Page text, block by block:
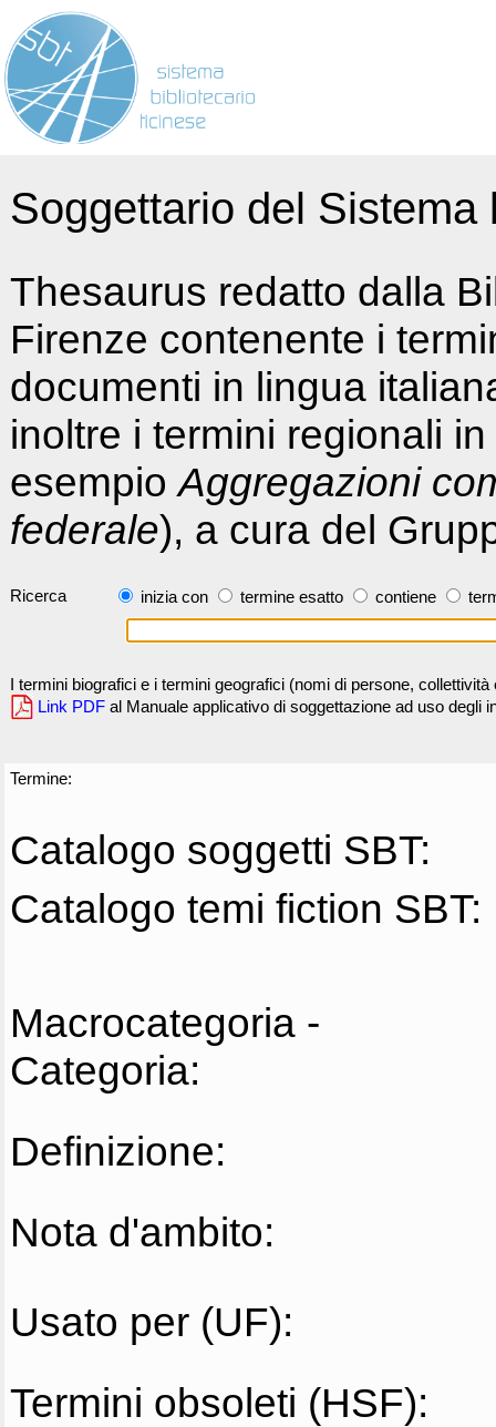
Soggettario del
Thesaurus redatto dalla
Firenze contenente i
documenti in lingua
inoltre i termini regionali
esempioAggregazioni
federale), a cura del
Ricerca inizia con termine esatto contiene
I termini biografici e i termini geografici (nomi di persone,
Link PDF al Manuale applicativo di soggettazione ad uso degli
Termine:
Catalogo soggetti SBT:
Catalogo temi fiction SBT:
Macrocategoria -
Categoria:
Definizione:
Nota d'ambito:
Usato per (UF):
Termini obsoleti (HSF):